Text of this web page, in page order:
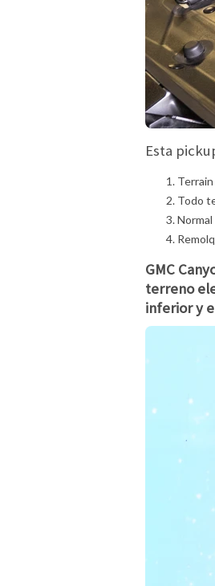
Esta
Terrain
Todo
Normal
GMC
terreno
inferior y